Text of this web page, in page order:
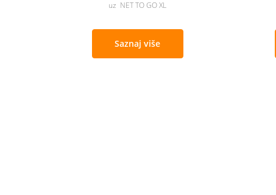
uz NET TO GO XL
Saznaj više